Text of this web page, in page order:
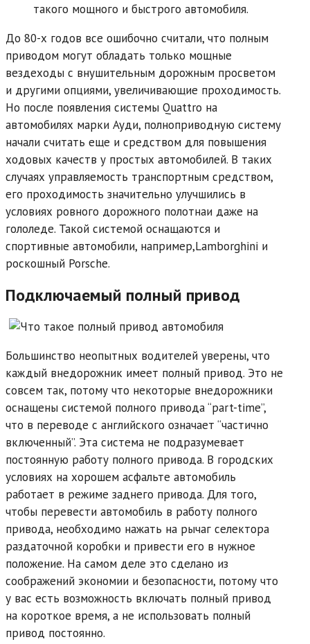
такого мощного и быстрого автомобиля.
До 80-х годов все ошибочно считали, что полным
приводом могут обладать только мощные
вездеходы с внушительным дорожным просветом
и другими опциями, увеличивающие проходимость.
Но после появления системы Quattro на
автомобилях марки Ауди, полноприводную систему
начали считать еще и средством для повышения
ходовых качеств у простых автомобилей. В таких
случаях управляемость транспортным средством,
его проходимость значительно улучшились в
условиях ровного дорожного полотнаи даже на
гололеде. Такой системой оснащаются и
спортивные автомобили, например,Lamborghini и
роскошный Porsche.
Подключаемый полный привод
Большинство неопытных водителей уверены, что
каждый внедорожник имеет полный привод. Это не
совсем так, потому что некоторые внедорожники
оснащены системой полного привода “part-time”,
что в переводе с английского означает “частично
включенный”. Эта система не подразумевает
постоянную работу полного привода. В городских
условиях на хорошем асфальте автомобиль
работает в режиме заднего привода. Для того,
чтобы перевести автомобиль в работу полного
привода, необходимо нажать на рычаг селектора
раздаточной коробки и привести его в нужное
положение. На самом деле это сделано из
соображений экономии и безопасности, потому что
у вас есть возможность включать полный привод
на короткое время, а не использовать полный
привод постоянно.